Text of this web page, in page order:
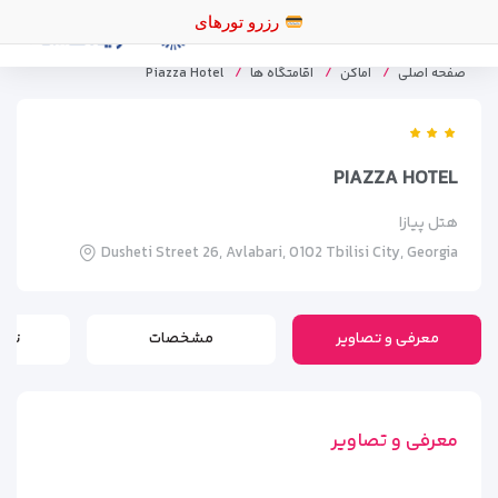
ر
صفحه اصلی اماکن اقامتگاه ها Piazza Hotel
PIAZZA HOTEL
هتل پیازا
Dusheti Street 26, Avlabari, 0102 Tbilisi City, Georgia
معرفی و تصاویر مشخصات
معرفی و تصاویر